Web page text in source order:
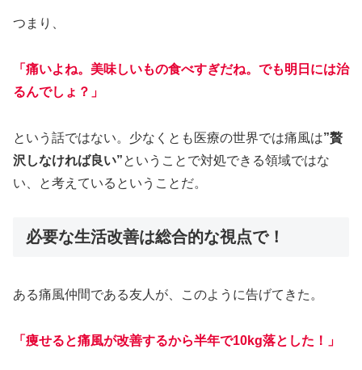
つまり、
「痛いよね。美味しいもの食べすぎだね。でも明日には治
るんでしょ？」
という話ではない。少なくとも医療の世界では痛風は”贅
沢しなければ良い”ということで対処できる領域ではな
い、と考えているということだ。
必要な生活改善は総合的な視点で！
ある痛風仲間である友人が、このように告げてきた。
「痩せると痛風が改善するから半年で10kg落とした！」